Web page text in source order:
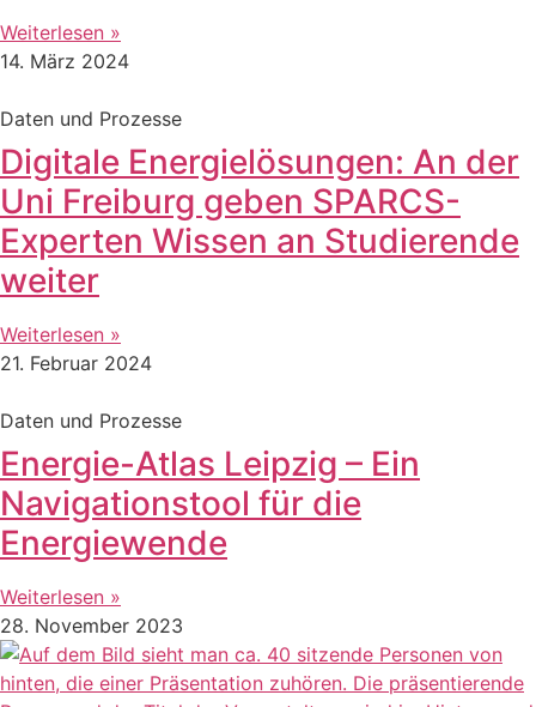
Weiterlesen »
14. März 2024
Daten und Prozesse
Digitale Energielösungen: An der
Uni Freiburg geben SPARCS-
Experten Wissen an Studierende
weiter
Weiterlesen »
21. Februar 2024
Daten und Prozesse
Energie-Atlas Leipzig – Ein
Navigationstool für die
Energiewende
Weiterlesen »
28. November 2023